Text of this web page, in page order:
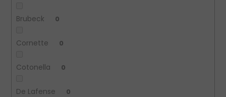
Brubeck 0
Cornette 0
Cotonella 0
De Lafense 0